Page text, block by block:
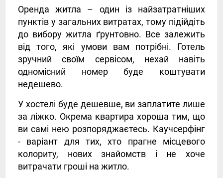
Оренда житла – один із найзатратніших
пунктів у загальних витратах, тому підійдіть
до вибору житла ґрунтовно. Все залежить
від того, які умови вам потрібні. Готель
зручний своїм сервісом, нехай навіть
одномісний номер буде коштувати
недешево.
У хостелі буде дешевше, ви заплатите лише
за ліжко. Окрема квартира хороша тим, що
ви самі нею розпоряджаєтесь. Каучсерфінг
- варіант для тих, хто прагне місцевого
колориту, нових знайомств і не хоче
витрачати гроші на житло.